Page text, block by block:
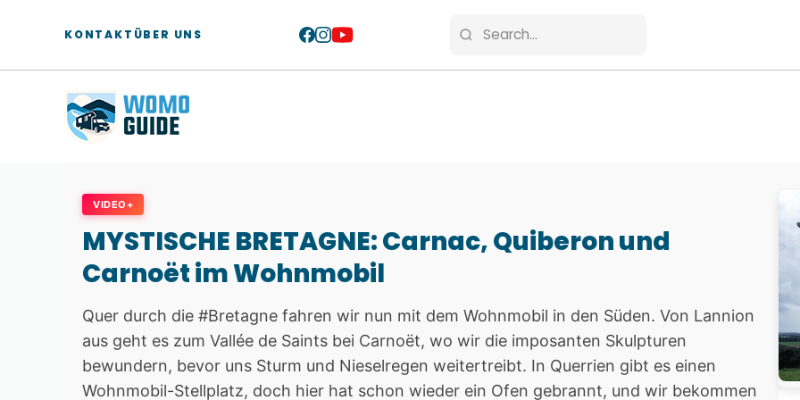
KONTAKT ÜBER UNS
VIDEO+
MYSTISCHE BRETAGNE: Carnac, Quiberon und
Carnoët im Wohnmobil
Quer durch die #Bretagne fahren wir nun mit dem Wohnmobil in den Süden. Von Lannion
aus geht es zum Vallée de Saints bei Carnoët, wo wir die imposanten Skulpturen
bewundern, bevor uns Sturm und Nieselregen weitertreibt. In Querrien gibt es einen
Wohnmobil-Stellplatz, doch hier hat schon wieder ein Ofen gebrannt, und wir bekommen